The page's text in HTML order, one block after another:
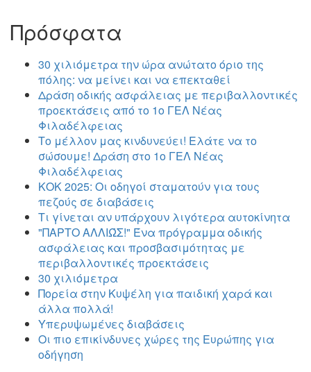
Πρόσφατα
30 χιλιόμετρα την ώρα ανώτατο όριο της
πόλης: να μείνει και να επεκταθεί
Δράση οδικής ασφάλειας με περιβαλλοντικές
προεκτάσεις από το 1ο ΓΕΛ Νέας
Φιλαδέλφειας
Το μέλλον μας κινδυνεύει! Ελάτε να το
σώσουμε! Δράση στο 1ο ΓΕΛ Νέας
Φιλαδέλφειας
ΚΟΚ 2025: Οι οδηγοί σταματούν για τους
πεζούς σε διαβάσεις
Τι γίνεται αν υπάρχουν λιγότερα αυτοκίνητα
"ΠΑΡΤΟ ΑΛΛΙΏΣ!" Ένα πρόγραμμα οδικής
ασφάλειας και προσβασιμότητας με
περιβαλλοντικές προεκτάσεις
30 χιλιόμετρα
Πορεία στην Κυψέλη για παιδική χαρά και
άλλα πολλά!
Υπερυψωμένες διαβάσεις
Οι πιο επικίνδυνες χώρες της Ευρώπης για
οδήγηση